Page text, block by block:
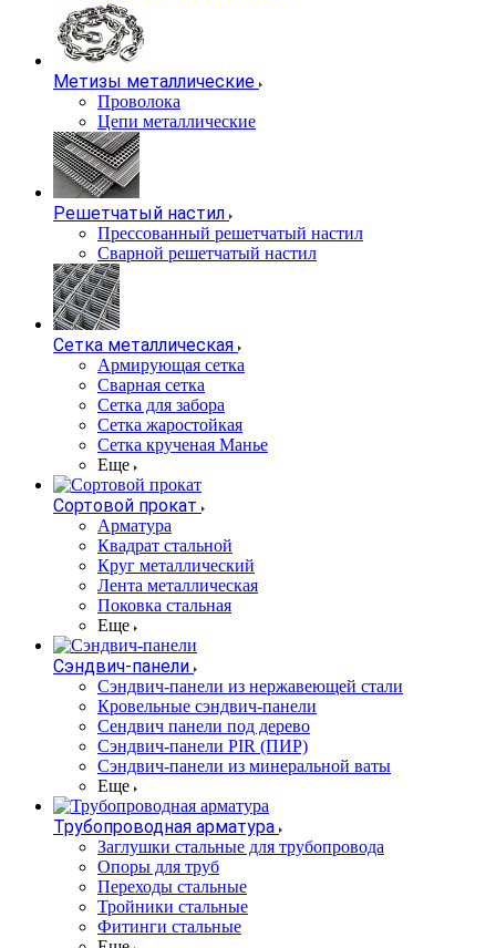
Метизы металлические
Проволока
Цепи металлические
Решетчатый настил
Прессованный решетчатый настил
Сварной решетчатый настил
Сетка металлическая
Армирующая сетка
Сварная сетка
Сетка для забора
Сетка жаростойкая
Сетка крученая Манье
Еще
Сортовой прокат
Арматура
Квадрат стальной
Круг металлический
Лента металлическая
Поковка стальная
Еще
Сэндвич-панели
Cэндвич-панели из нержавеющей стали
Кровельные сэндвич-панели
Сендвич панели под дерево
Сэндвич-панели PIR (ПИР)
Сэндвич-панели из минеральной ваты
Еще
Трубопроводная арматура
Заглушки стальные для трубопровода
Опоры для труб
Переходы стальные
Тройники стальные
Фитинги стальные